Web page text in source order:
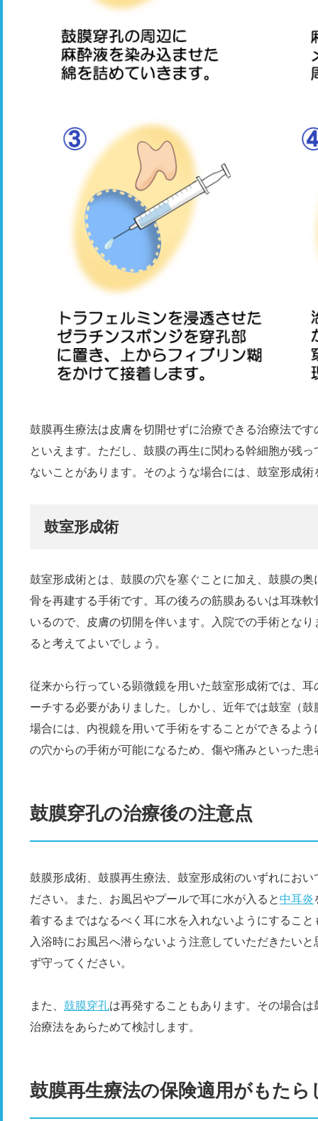
鼓膜再生療法は皮膚を切開せずに治療できる治療法で
といえます。ただし、鼓膜の再生に関わる幹細胞が残
ないことがあります。そのような場合には、鼓室形成
鼓室形成術
鼓室形成術とは、鼓膜の穴を塞ぐことに加え、鼓膜の
骨を再建する手術です。耳の後ろの筋膜あるいは耳珠
いるので、皮膚の切開を伴います。入院での手術とな
ると考えてよいでしょう。
従来から行っている顕微鏡を用いた鼓室形成術では、
ーチする必要がありました。しかし、近年では鼓室（
場合には、内視鏡を用いて手術をすることができるよ
の穴からの手術が可能になるため、傷や痛みといった
鼓膜穿孔の治療後の注意点
鼓膜形成術、鼓膜再生療法、鼓室形成術のいずれにお
ださい。また、お風呂やプールで耳に水が入ると中耳炎
着するまではなるべく耳に水を入れないようにするこ
入浴時にお風呂へ潜らないよう注意していただきたい
ず守ってください。
また、 鼓膜穿孔は再発することもあります。その場合
治療法をあらためて検討します。
鼓膜再生療法の保険適用がもたら